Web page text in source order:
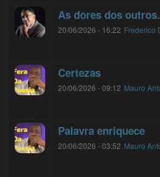
As dores dos
20/06/2026 - 16:22 Frederico
Certezas
20/06/2026 - 09:12 Mauro
Palavra enriquece
20/06/2026 - 03:52 Mauro